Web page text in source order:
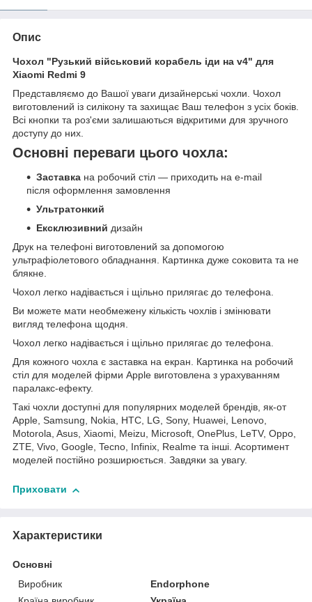
Опис
Чохол "Рузький військовий корабель іди на v4" для
Xiaomi Redmi 9
Представляємо до Вашої уваги дизайнерські чохли. Чохол
виготовлений із силікону та захищає Ваш телефон з усіх боків.
Всі кнопки та роз'єми залишаються відкритими для зручного
доступу до них.
Основні переваги цього чохла:
Заставка на робочий стіл — приходить на e-mail
після оформлення замовлення
Ультратонкий
Ексклюзивний дизайн
Друк на телефоні виготовлений за допомогою
ультрафіолетового обладнання. Картинка дуже соковита та не
блякне.
Чохол легко надівається і щільно прилягає до телефона.
Ви можете мати необмежену кількість чохлів і змінювати
вигляд телефона щодня.
Чохол легко надівається і щільно прилягає до телефона.
Для кожного чохла є заставка на екран. Картинка на робочий
стіл для моделей фірми Apple виготовлена з урахуванням
паралакс-ефекту.
Такі чохли доступні для популярних моделей брендів, як-от
Apple, Samsung, Nokia, HTC, LG, Sony, Huawei, Lenovo,
Motorola, Asus, Xiaomi, Meizu, Microsoft, OnePlus, LeTV, Oppo,
ZTE, Vivo, Google, Tecno, Infinix, Realme та інші. Асортимент
моделей постійно розширюється. Завдяки за увагу.
Приховати
Характеристики
Основні
Виробник
Endorphone